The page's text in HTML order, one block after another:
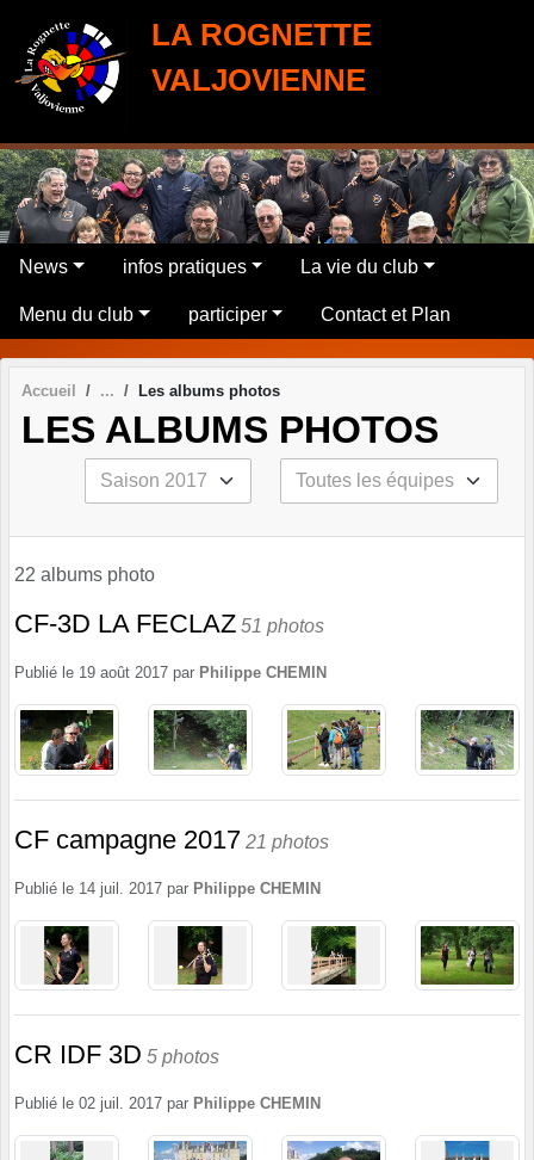
LA ROGNETTE
VALJOVIENNE
News infos pratiques La vie du club
Menu du club participer Contact et Plan
Accueil Les albums photos
LES ALBUMS PHOTOS
22 albums photo
CF-3D LA FECLAZ 51 photos
Publié le 19 août 2017 par Philippe CHEMIN
CF campagne 2017 21 photos
Publié le 14 juil. 2017 par Philippe CHEMIN
CR IDF 3D 5 photos
Publié le 02 juil. 2017 par Philippe CHEMIN